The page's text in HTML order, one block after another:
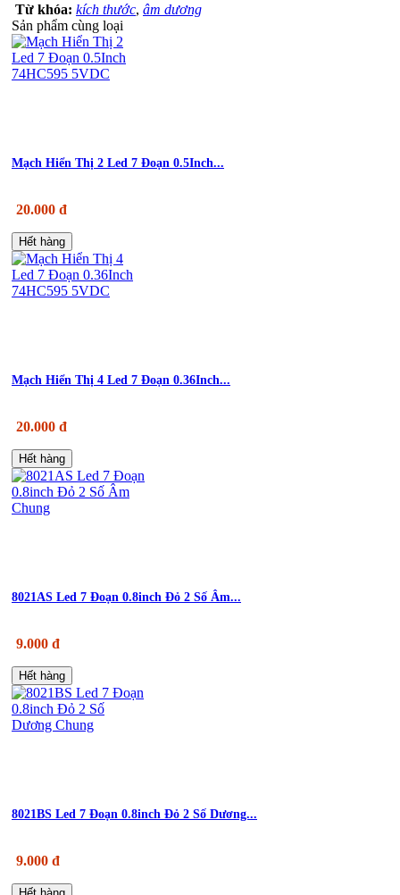
Từ khóa: kích thước, âm dương
Sản phẩm cùng loại
Mạch Hiển Thị 2 Led 7 Đoạn 0.5Inch...
20.000 đ
Hết hàng
Mạch Hiển Thị 4 Led 7 Đoạn 0.36Inch...
20.000 đ
Hết hàng
8021AS Led 7 Đoạn 0.8inch Đỏ 2 Số Âm...
9.000 đ
Hết hàng
8021BS Led 7 Đoạn 0.8inch Đỏ 2 Số Dương...
9.000 đ